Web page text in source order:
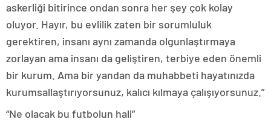
askerliği bitirince ondan sonra her şey çok kolay
oluyor. Hayır, bu evlilik zaten bir sorumluluk
gerektiren, insanı aynı zamanda olgunlaştırmaya
zorlayan ama insanı da geliştiren, terbiye eden önemli
bir kurum. Ama bir yandan da muhabbeti hayatınızda
kurumsallaştırıyorsunuz, kalıcı kılmaya çalışıyorsunuz.”
“Ne olacak bu futbolun hali”